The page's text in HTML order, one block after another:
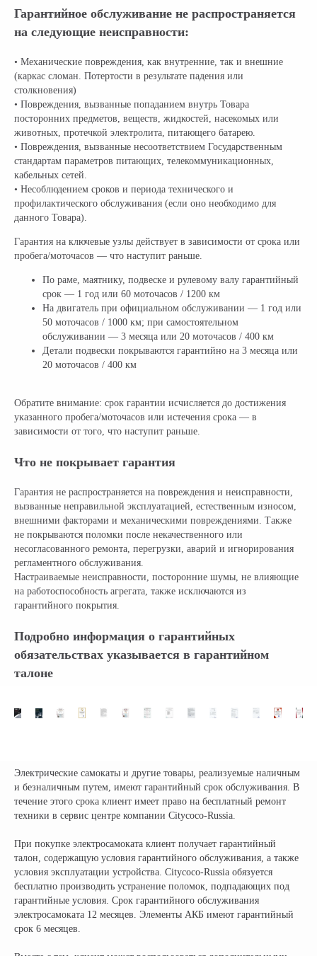
Гарантийное обслуживание не распространяется
на следующие неисправности:
• Механические повреждения, как внутренние, так и внешние
(каркас сломан. Потертости в результате падения или
столкновения)
• Повреждения, вызванные попаданием внутрь Товара
посторонних предметов, веществ, жидкостей, насекомых или
животных, протечкой электролита, питающего батарею.
• Повреждения, вызванные несоответствием Государственным
стандартам параметров питающих, телекоммуникационных,
кабельных сетей.
• Несоблюдением сроков и периода технического и
профилактического обслуживания (если оно необходимо для
данного Товара).
Гарантия на ключевые узлы действует в зависимости от срока или
пробега/моточасов — что наступит раньше.
По раме, маятнику, подвеске и рулевому валу гарантийный
срок — 1 год или 60 моточасов / 1200 км
На двигатель при официальном обслуживании — 1 год или
50 моточасов / 1000 км; при самостоятельном
обслуживании — 3 месяца или 20 моточасов / 400 км
Детали подвески покрываются гарантийно на 3 месяца или
20 моточасов / 400 км
Обратите внимание: срок гарантии исчисляется до достижения
указанного пробега/моточасов или истечения срока — в
зависимости от того, что наступит раньше.
Что не покрывает гарантия
Гарантия не распространяется на повреждения и неисправности,
вызванные неправильной эксплуатацией, естественным износом,
внешними факторами и механическими повреждениями. Также
не покрываются поломки после некачественного или
несогласованного ремонта, перегрузки, аварий и игнорирования
регламентного обслуживания.
Настраиваемые неисправности, посторонние шумы, не влияющие
на работоспособность агрегата, также исключаются из
гарантийного покрытия.
Подробно информация о гарантийных
обязательствах указывается в гарантийном
талоне
Электрические самокаты и другие товары, реализуемые наличным
и безналичным путем, имеют гарантийный срок обслуживания. В
течение этого срока клиент имеет право на бесплатный ремонт
техники в сервис центре компании Citycoco-Russia.
При покупке электросамоката клиент получает гарантийный
талон, содержащую условия гарантийного обслуживания, а также
условия эксплуатации устройства. Citycoco-Russia обязуется
бесплатно производить устранение поломок, подпадающих под
гарантийные условия. Срок гарантийного обслуживания
электросамоката 12 месяцев. Элементы АКБ имеют гарантийный
срок 6 месяцев.
Главная Электроскутеры
Электровелосипеды
Электроквадроциклы
Грузовые электротрициклы
Электромотоциклы
Аксессуары и
+ 7 (495) 320-95-25
по всей России
info@citycoco-russia.com
Официальный поставщик всех
брендов электротранспорта
Гарантия